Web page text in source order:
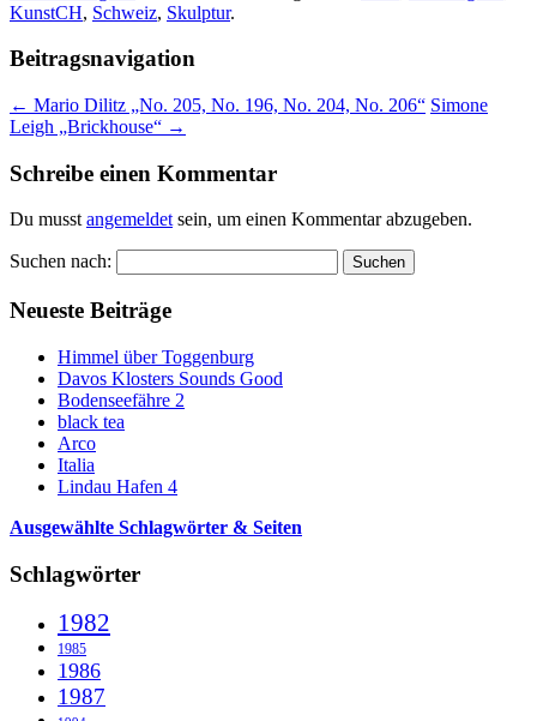
KunstCH, Schweiz, Skulptur.
Beitragsnavigation
← Mario Dilitz „No. 205, No. 196, No. 204, No. 206“ Simone
Leigh „Brickhouse“ →
Schreibe einen Kommentar
Du musstangemeldetsein, um einen Kommentar abzugeben.
Suchen nach:
Neueste Beiträge
Himmel über Toggenburg
Davos Klosters Sounds Good
Bodenseefähre 2
black tea
Arco
Italia
Lindau Hafen 4
Ausgewählte Schlagwörter & Seiten
Schlagwörter
1982
1985
1986
1987